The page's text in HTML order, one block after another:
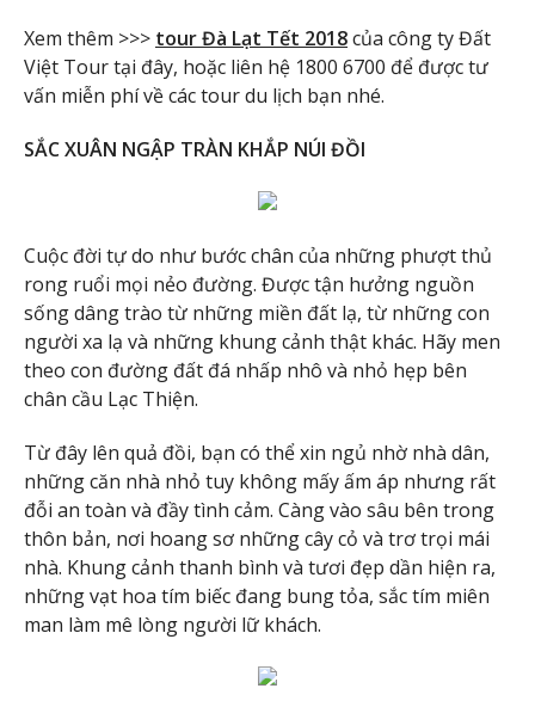
Xem thêm >>> tour Đà Lạt Tết 2018của công ty Đất
Việt Tour tại đây, hoặc liên hệ 1800 6700 để được tư
vấn miễn phí về các tour du lịch bạn nhé.
SẮC XUÂN NGẬP TRÀN KHẮP NÚI ĐỒI
Cuộc đời tự do như bước chân của những phượt thủ
rong ruổi mọi nẻo đường. Được tận hưởng nguồn
sống dâng trào từ những miền đất lạ, từ những con
người xa lạ và những khung cảnh thật khác. Hãy men
theo con đường đất đá nhấp nhô và nhỏ hẹp bên
chân cầu Lạc Thiện.
Từ đây lên quả đồi, bạn có thể xin ngủ nhờ nhà dân,
những căn nhà nhỏ tuy không mấy ấm áp nhưng rất
đỗi an toàn và đầy tình cảm. Càng vào sâu bên trong
thôn bản, nơi hoang sơ những cây cỏ và trơ trọi mái
nhà. Khung cảnh thanh bình và tươi đẹp dần hiện ra,
những vạt hoa tím biếc đang bung tỏa, sắc tím miên
man làm mê lòng người lữ khách.